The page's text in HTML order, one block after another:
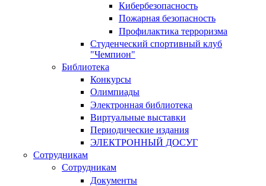
Кибербезопасность
Пожарная безопасность
Профилактика терроризма
Студенческий спортивный клуб
"Чемпион"
Библиотека
Конкурсы
Олимпиады
Электронная библиотека
Виртуальные выставки
Периодические издания
ЭЛЕКТРОННЫЙ ДОСУГ
Сотрудникам
Сотрудникам
Документы